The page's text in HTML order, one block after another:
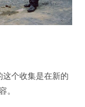
个收集是在新的
。